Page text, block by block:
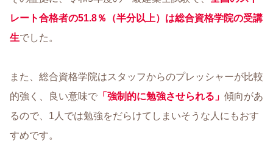
レート合格者の51.8％（半分以上）は総合資格学院の受講
生でした。
また、総合資格学院はスタッフからのプレッシャーが比較
的強く、良い意味で 「強制的に勉強させられる」 傾向があ
るので、1人では勉強をだらけてしまいそうな人にもおす
すめです。